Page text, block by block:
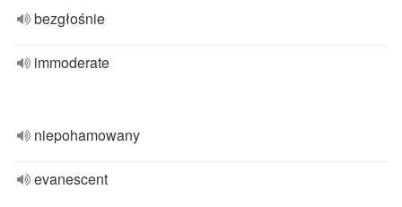
bezgłośnie
immoderate
niepohamowany
evanescent